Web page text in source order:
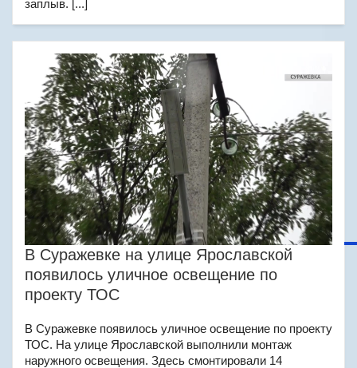
заплыв. [...]
В Суражевке на улице Ярославской
появилось уличное освещение по
проекту ТОС
В Суражевке появилось уличное освещение по проекту
ТОС. На улице Ярославской выполнили монтаж
наружного освещения. Здесь смонтировали 14